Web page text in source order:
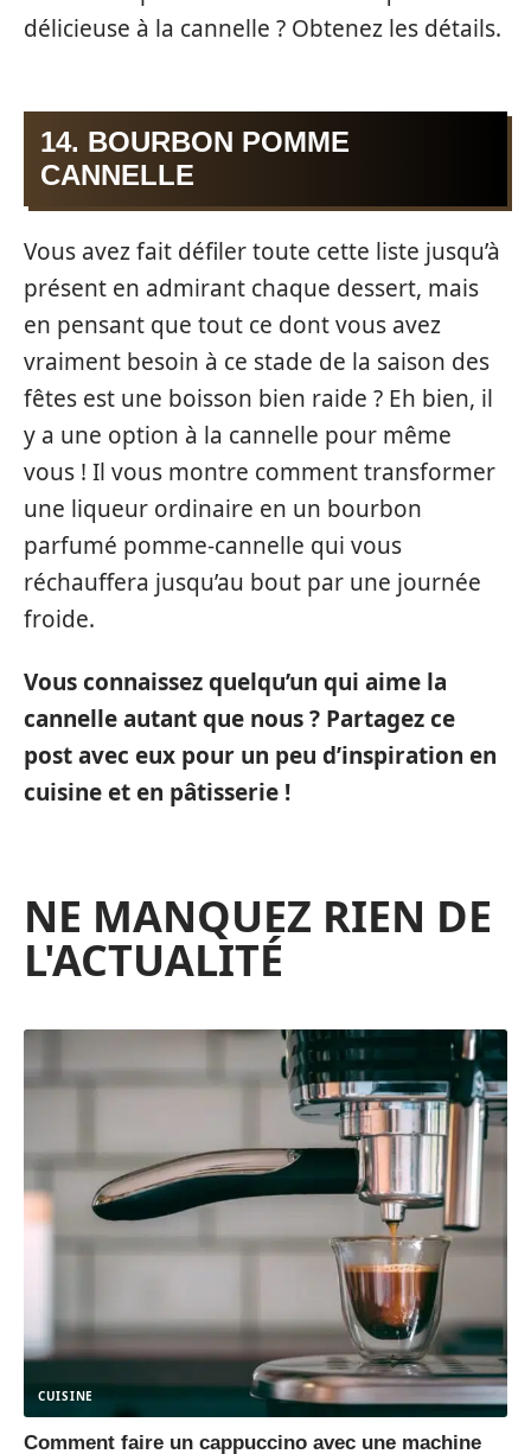
délicieuse à la cannelle ? Obtenez les détails.
14. BOURBON POMME
CANNELLE
Vous avez fait défiler toute cette liste jusqu’à
présent en admirant chaque dessert, mais
en pensant que tout ce dont vous avez
vraiment besoin à ce stade de la saison des
fêtes est une boisson bien raide ? Eh bien, il
y a une option à la cannelle pour même
vous ! Il vous montre comment transformer
une liqueur ordinaire en un bourbon
parfumé pomme-cannelle qui vous
réchauffera jusqu’au bout par une journée
froide.
Vous connaissez quelqu’un qui aime la
cannelle autant que nous ? Partagez ce
post avec eux pour un peu d’inspiration en
cuisine et en pâtisserie !
NE MANQUEZ RIEN DE
L'ACTUALITÉ
CUISINE
Comment faire un cappuccino avec une machine